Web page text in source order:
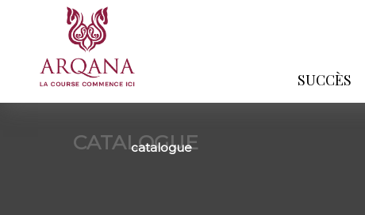
SUCCÈS
CATALOGUE
catalogue